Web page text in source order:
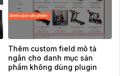
Thêm custom field mô tả
ngắn cho danh mục sản
phẩm không dùng plugin